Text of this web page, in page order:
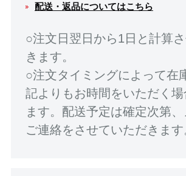
配送・返品についてはこちら
○注文日翌日から1日と計算
きます。
○注文タイミングによって在
記よりもお時間をいただく
ます。配送予定は確定次第
ご連絡をさせていただきます